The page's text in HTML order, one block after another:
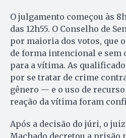
O julgamento começou às
das 12h55. O Conselho de
por maioria dos votos, que
de forma intencional e sem
para a vítima. As
por se tratar de crime
gênero — e o uso de
reação da vítima foram
Após a decisão do júri, o
Machado decretou a prisão